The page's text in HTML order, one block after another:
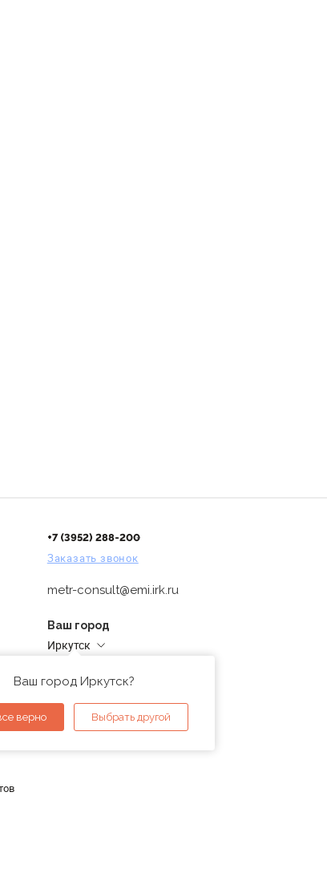
+7 (3952) 288-200
Заказать звонок
metr-consult@emi.irk.ru
Ваш город
Иркутск
Ваш город Иркутск?
верно Выбрать другой